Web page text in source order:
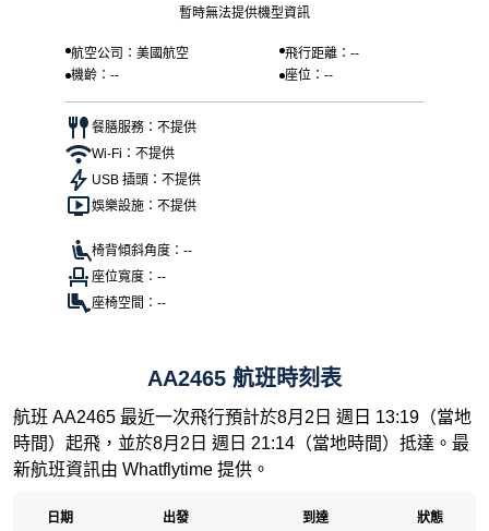
暫時無法提供機型資訊
航空公司：美國航空
飛行距離：--
機齡：--
座位：--
餐膳服務：不提供
Wi-Fi：不提供
USB 插頭：不提供
娛樂設施：不提供
椅背傾斜角度：--
座位寬度：--
座椅空間：--
AA2465 航班時刻表
航班 AA2465 最近一次飛行預計於8月2日 週日 13:19（當地
時間）起飛，並於8月2日 週日 21:14（當地時間）抵達。最
新航班資訊由 Whatflytime 提供。
日期 出發 到達 狀態